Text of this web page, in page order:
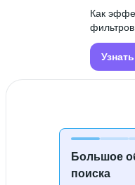
Большое
поиска
Как